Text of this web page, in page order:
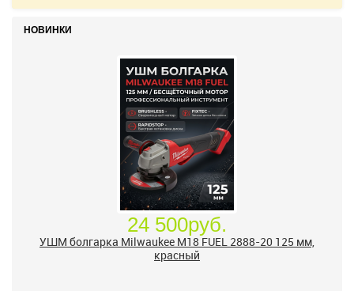
НОВИНКИ
24 500руб.
УШМ болгарка Milwaukee M18 FUEL 2888-20 125 мм,
красный